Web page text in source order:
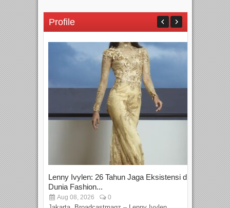
Profile
Lenny Ivylen: 26 Tahun Jaga Eksistensi di
Dunia Fashion...
Aug 08, 2026 0